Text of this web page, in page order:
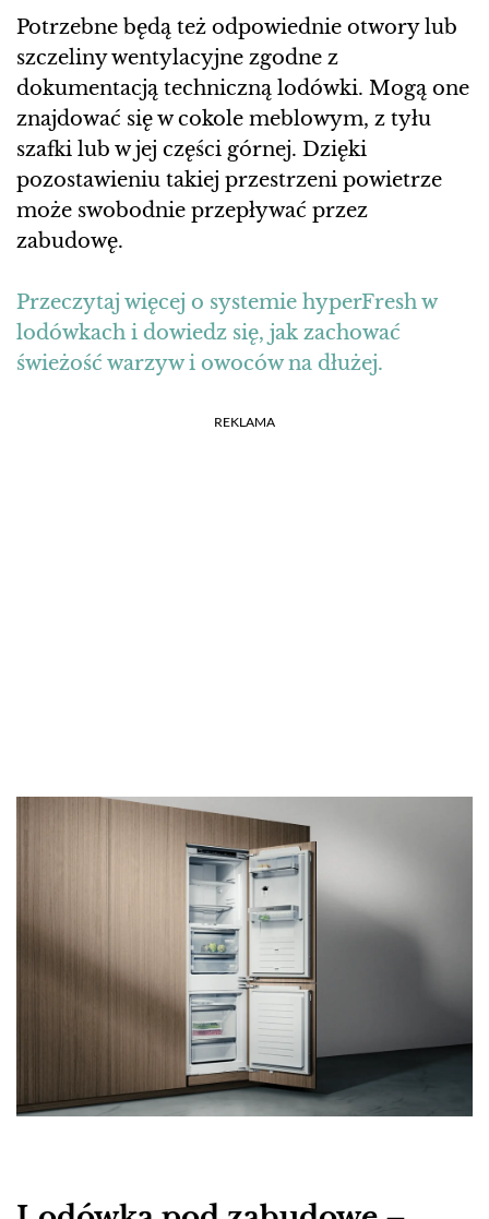
Potrzebne będą też odpowiednie otwory lub
szczeliny wentylacyjne zgodne z
dokumentacją techniczną lodówki. Mogą one
znajdować się w cokole meblowym, z tyłu
szafki lub w jej części górnej. Dzięki
pozostawieniu takiej przestrzeni powietrze
może swobodnie przepływać przez
zabudowę.
Przeczytaj więcej o systemie hyperFresh w
lodówkach i dowiedz się, jak zachować
świeżość warzyw i owoców na dłużej.
REKLAMA